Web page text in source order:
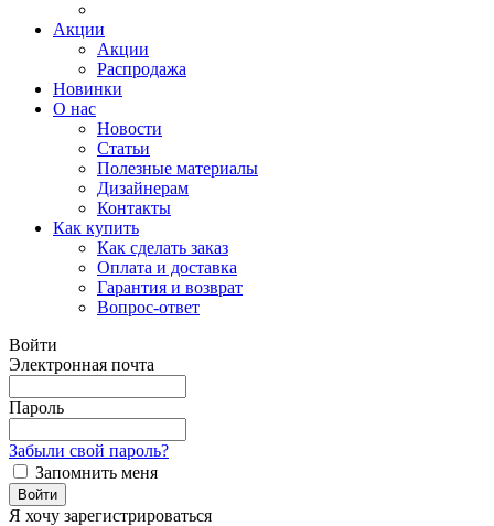
Акции
Акции
Распродажа
Новинки
О нас
Новости
Статьи
Полезные материалы
Дизайнерам
Контакты
Как купить
Как сделать заказ
Оплата и доставка
Гарантия и возврат
Вопрос-ответ
Войти
Электронная почта
Пароль
Забыли свой пароль?
Запомнить меня
Я хочу зарегистрироваться